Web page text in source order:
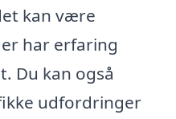
kan være
har erfaring
Du kan også
udfordringer